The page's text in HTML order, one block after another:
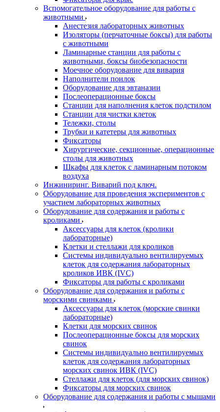
Вспомогательное оборудование для работы с
животными
Анестезия лабораторных животных
Изоляторы (перчаточные боксы) для работы
с животными
Ламинарные станции для работы с
животными, боксы биобезопасности
Моечное оборудование для вивария
Наполнители поилок
Оборудование для эвтаназии
Послеоперационные боксы
Станции для наполнения клеток подстилом
Станции для чистки клеток
Тележки, столы
Трубки и катетеры для животных
Фиксаторы
Хирургические, секционные, операционные
столы для животных
Шкафы для клеток с ламинарным потоком
воздуха
Инжиниринг. Виварий под ключ.
Оборудование для проведения экспериментов с
участием лабораторных животных
Оборудование для содержания и работы с
кроликами
Аксессуары для клеток (кролики
лабораторные)
Клетки и стеллажи для кроликов
Системы индивидуально вентилируемых
клеток для содержания лабораторных
кроликов ИВК (IVC)
Фиксаторы для работы с кроликами
Оборудование для содержания и работы с
морскими свинками
Аксессуары для клеток (морские свинки
лабораторные)
Клетки для морских свинок
Послеоперационные боксы для морских
свинок
Системы индивидуально вентилируемых
клеток для содержания лабораторных
морских свинок ИВК (IVC)
Стеллажи для клеток (для морских свинок)
Фиксаторы для морских свинок
Оборудование для содержания и работы с мышами